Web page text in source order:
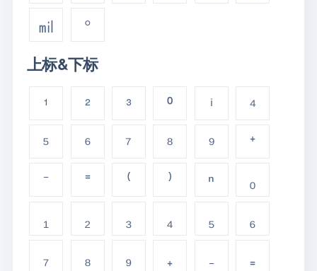
㏕
°
上标&下标
¹ ² ³ ⁰ ⁱ
⁴
⁵
⁶ ⁷ ⁸ ⁹
⁺
⁻
⁼ ⁽ ⁾ ⁿ
₀
₁
₂ ₃ ₄ ₅
₆
₇
₈ ₉ ₊ ₋
₌